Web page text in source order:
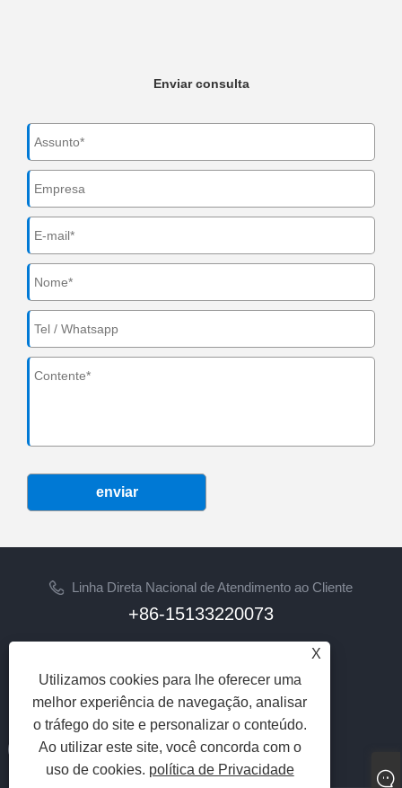
Enviar consulta
enviar
Linha Direta Nacional de Atendimento ao Cliente
+86-15133220073
sherry@syhoist.com
SIGA-NOS
X
Utilizamos cookies para lhe oferecer uma
melhor experiência de navegação, analisar
o tráfego do site e personalizar o conteúdo.
Ao utilizar este site, você concorda com o
uso de cookies. política de Privacidade